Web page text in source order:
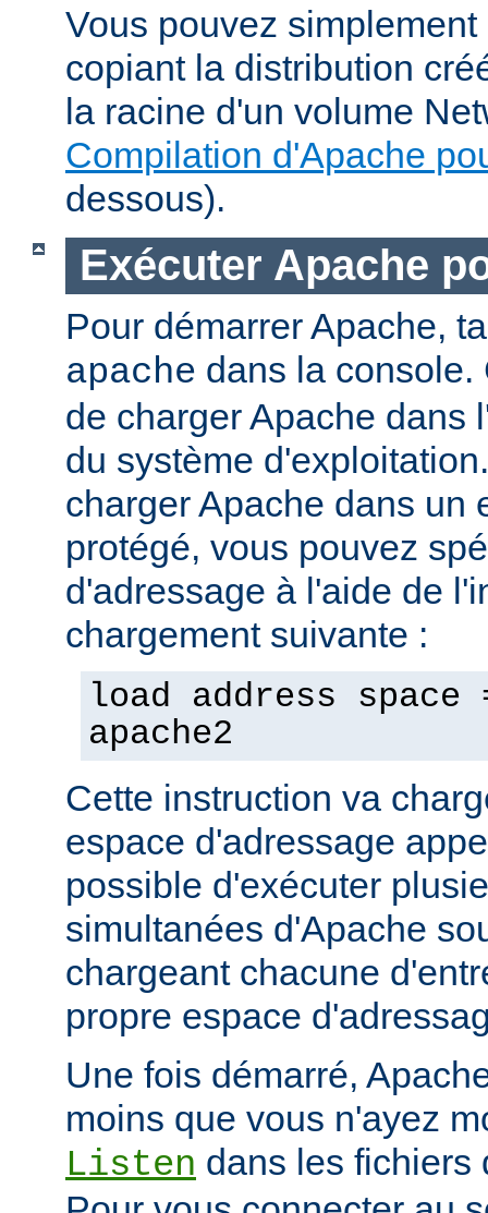
Vous pouvez
copiant la distribution
la racine d'un volume
Compilation d'Apache
dessous).
Exécuter Apache
Pour démarrer Apache,
apache dans la console.
de charger Apache dans
du système
charger Apache dans un
protégé, vous pouvez
d'adressage à l'aide de
chargement suivante :
load address space
apache2
Cette instruction va
espace d'adressage
possible d'exécuter
simultanées d'Apache
chargeant chacune
propre espace
Une fois démarré,
moins que vous n'ayez
Listen dans les fichiers